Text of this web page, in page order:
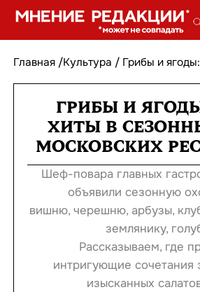
Главная /Культура / Грибы и
ГРИБЫ И
ХИТЫ В
МОСКОВСКИХ
Шеф-повара главных
объявили сезонную
вишню, черешню, арбузы,
землянику,
Рассказываем, где
интригующие сочетания
изысканных